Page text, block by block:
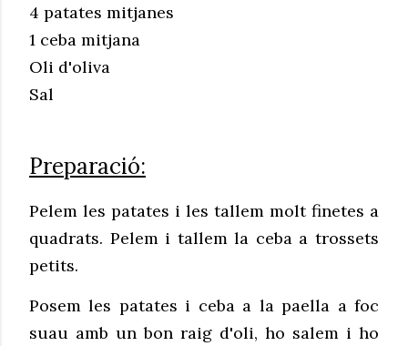
4 patates mitjanes
1 ceba mitjana
Oli d'oliva
Sal
Preparació:
Pelem les patates i les tallem molt finetes a
quadrats. Pelem i tallem la ceba a trossets
petits.
Posem les patates i ceba a la paella a foc
suau amb un bon raig d'oli, ho salem i ho